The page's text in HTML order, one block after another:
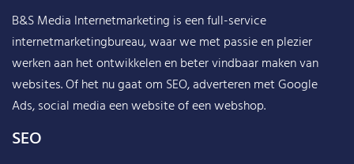
B&S Media Internetmarketing is een full-service
internetmarketingbureau, waar we met passie en plezier
werken aan het ontwikkelen en beter vindbaar maken van
websites. Of het nu gaat om SEO, adverteren met Google
Ads, social media een website of een webshop.
SEO